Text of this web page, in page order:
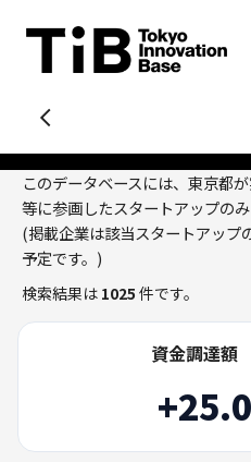
content
このデータベースには、東京都
等に参画したスタートアップのみ
(掲載企業は該当スタートアップ
予定です。)
検索結果は 1025 件です。
資金調達額